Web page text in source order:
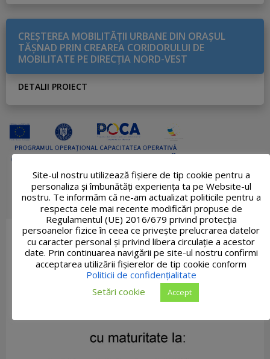
CREŞTEREA MOBILITĂŢII URBANE DIN ORAŞUL
TĂŞNAD PRIN CREAREA CORIDORULUI DE
MOBILITATE PE DIRECŢIA NORD-VEST
DETALII PROIECT
Site-ul nostru utilizează fişiere de tip cookie pentru a
personaliza și îmbunătăți experiența ta pe Website-ul
nostru. Te informăm că ne-am actualizat politicile pentru a
respecta cele mai recente modificări propuse de
Regulamentul (UE) 2016/679 privind protecția
persoanelor fizice în ceea ce privește prelucrarea datelor
cu caracter personal și privind libera circulație a acestor
date. Prin continuarea navigării pe site-ul nostru confirmi
acceptarea utilizării fişierelor de tip cookie conform
Politicii de confidențialitate
Setări cookie
Accept